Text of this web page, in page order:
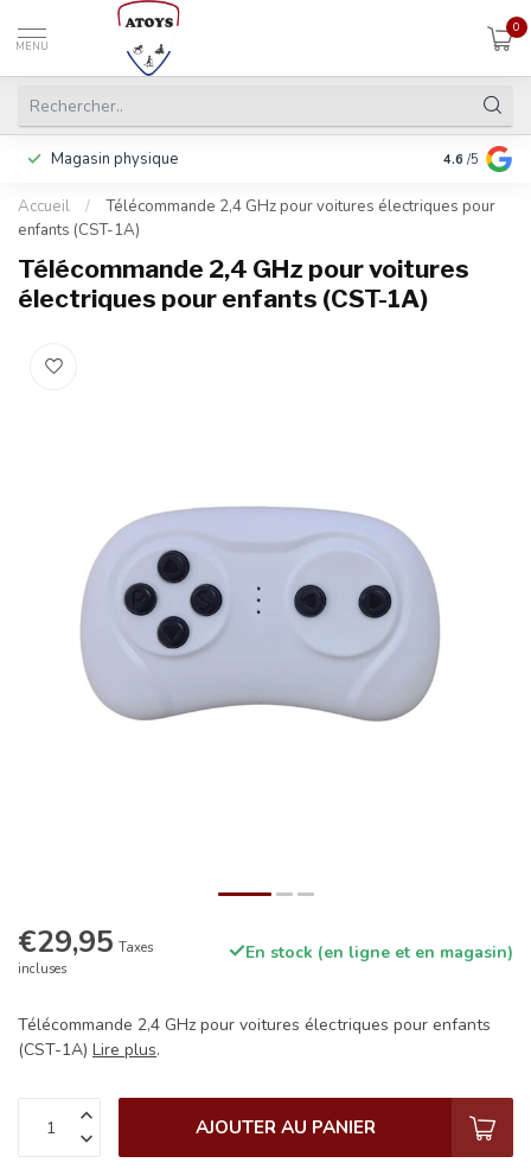
MENU
0
Magasin physique Y compris
4.6 /5
Accueil /
Télécommande 2,4 GHz pour voitures électriques pour
enfants (CST-1A)
Télécommande 2,4 GHz pour voitures
électriques pour enfants (CST-1A)
€29,95 Taxes
incluses
En stock (en ligne et en magasin)
Télécommande 2,4 GHz pour voitures électriques pour enfants
(CST-1A) Lire plus.
AJOUTER AU PANIER